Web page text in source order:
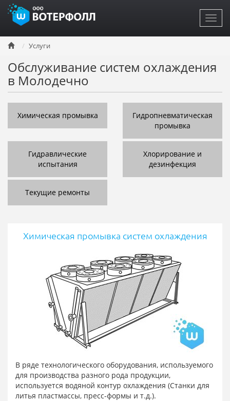
Перейти
основному
содержанию
Услуги
Обслуживание систем охлаждения
в Молодечно
Химическая промывка
Гидропневматическая
промывка
Гидравлические
испытания
Хлорирование и
дезинфекция
Текущие ремонты
Химическая промывка систем охлаждения
В ряде технологического оборудования, используемого
для производства разного рода продукции,
используется водяной контур охлаждения (Станки для
литья пластмассы, пресс-формы и т.д.).